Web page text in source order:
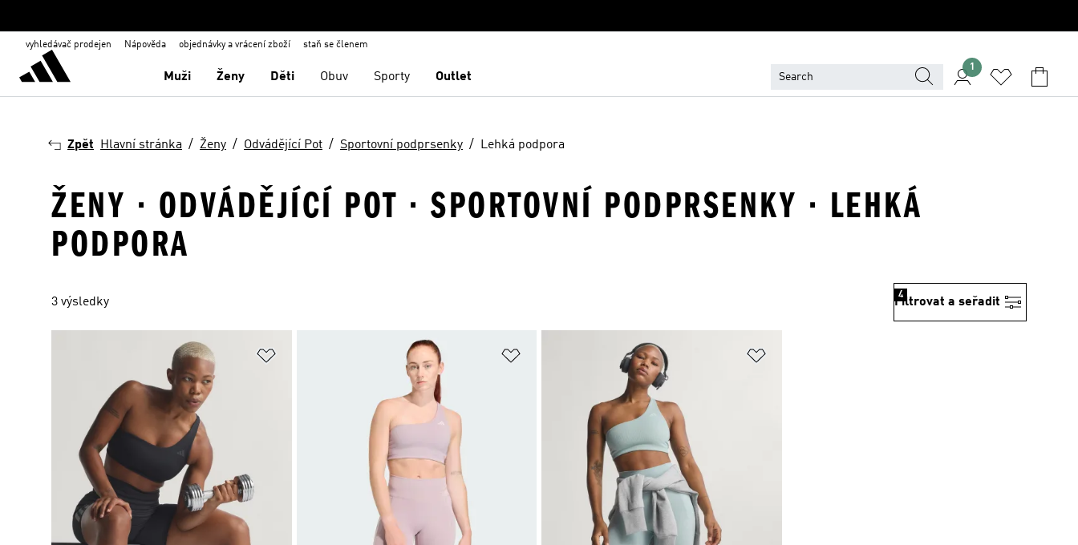
vyhledávač prodejen Nápověda objednávky a vrácení zboží staň se členem
Muži Ženy Děti Obuv Sporty Outlet
1
Zpět Hlavní stránka Ženy Odvádějící Pot Sportovní podprsenky Lehká podpora
ŽENY · ODVÁDĚJÍCÍ POT · SPORTOVNÍ PODPRSENKY · LEHKÁ
PODPORA
3 výsledky Filtrovat a seřadit
4
Přidat do seznamu přání Přidat do seznamu přání